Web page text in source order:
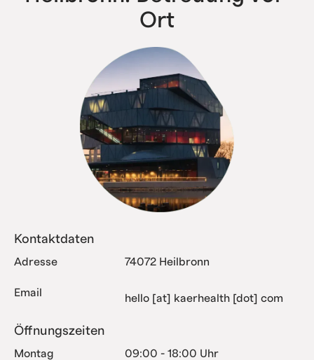
Ort
Kontaktdaten
Adresse 74072 Heilbronn
Email hello [at] kaerhealth [dot] com
Öffnungszeiten
Montag 09:00 - 18:00 Uhr